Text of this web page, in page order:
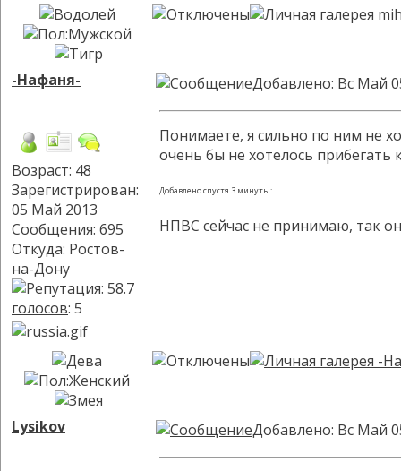
-Нафаня-
Возраст: 48
Зарегистрирован:
05 Май 2013
Сообщения: 695
Откуда: Ростов-
на-Дону
голосов: 5
Добавлено: Вс Май
Понимаете, я сильно по ним не
очень бы не хотелось прибегать
Добавлено спустя 3 минуты:
НПВС сейчас не принимаю, так
Lysikov Добавлено: Вс Май